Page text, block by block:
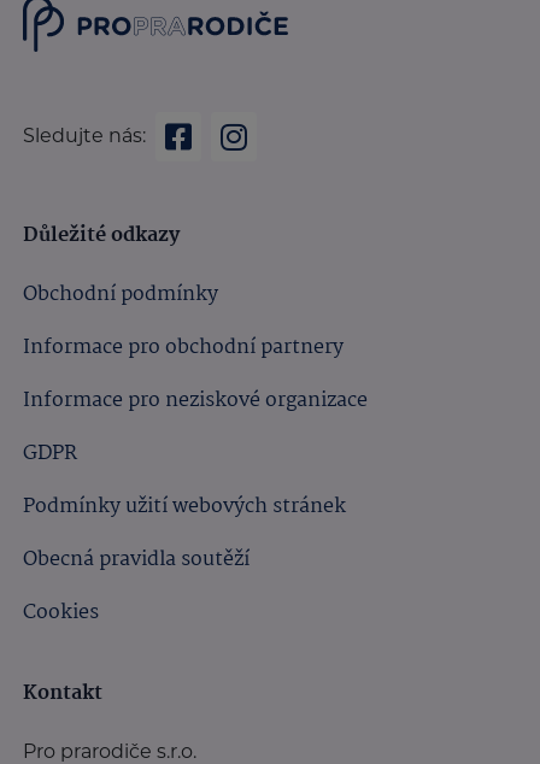
Sledujte nás:
Důležité odkazy
Obchodní podmínky
Informace pro obchodní partnery
Informace pro neziskové organizace
GDPR
Podmínky užití webových stránek
Obecná pravidla soutěží
Cookies
Kontakt
Pro prarodiče s.r.o.